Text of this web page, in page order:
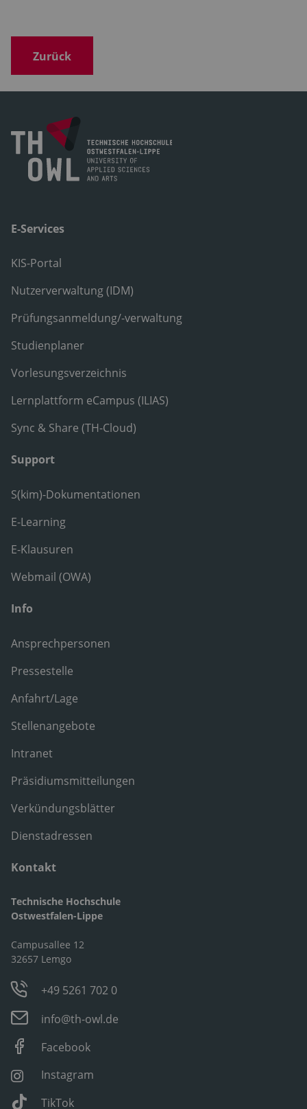
Zurück
E-Services
KIS-Portal
Nutzerverwaltung (IDM)
Prüfungsanmeldung/-verwaltung
Studienplaner
Vorlesungsverzeichnis
Lernplattform eCampus (ILIAS)
Sync & Share (TH-Cloud)
Support
S(kim)-Dokumentationen
E-Learning
E-Klausuren
Webmail (OWA)
Info
Ansprechpersonen
Pressestelle
Anfahrt/Lage
Stellenangebote
Intranet
Präsidiumsmitteilungen
Verkündungsblätter
Dienstadressen
Kontakt
Technische Hochschule
Ostwestfalen-Lippe
Campusallee 12
32657 Lemgo
+49 5261 702 0
info@th-owl.de
Facebook
Instagram
TikTok